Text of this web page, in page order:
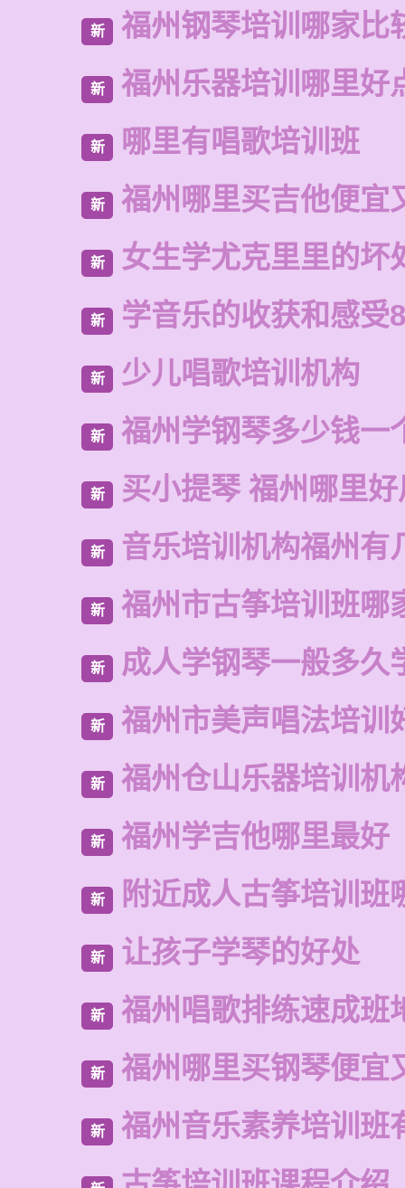
新 福州钢琴培训哪家比
新 福州乐器培训哪里好
新 哪里有唱歌培训班
新 福州哪里买吉他便宜
新 女生学尤克里里的坏
新 学音乐的收获和感受
新 少儿唱歌培训机构
新 福州学钢琴多少钱一
新 买小提琴 福州哪里
新 音乐培训机构福州有
新 福州市古筝培训班哪
新 成人学钢琴一般多久
新 福州市美声唱法培训
新 福州仓山乐器培训机
新 福州学吉他哪里最好
新 附近成人古筝培训班
新 让孩子学琴的好处
新 福州唱歌排练速成班
新 福州哪里买钢琴便宜
新 福州音乐素养培训班